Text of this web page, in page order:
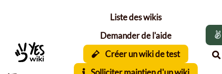
Liste des wikis
Demander de l'aide
Créer un wiki de test